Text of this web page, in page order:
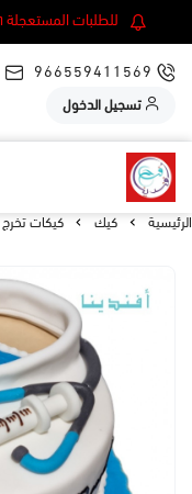
للطلبات المستعجلة ٠٥٩١٣٢٦٧١٦ المدينة و الرياض و دمام.
966559411569
تسجيل الدخول
الرئيسية كيك كيكات تخرج